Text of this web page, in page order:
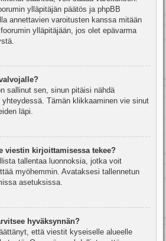
ylläpitäjän päätös ja phpBB
annettavien varoitusten kanssa mitään
ylläpitäjään, jos olet epävarma
sallinut sen, sinun pitäisi nähdä
Tämän klikkaaminen vie sinut
läpi.
viestin kirjoittamisessa tekee?
tallentaa luonnoksia, jotka voit
myöhemmin. Avataksesi tallennetun
asetuksissa.
hyväksynnän?
että viestit kyseiselle alueelle